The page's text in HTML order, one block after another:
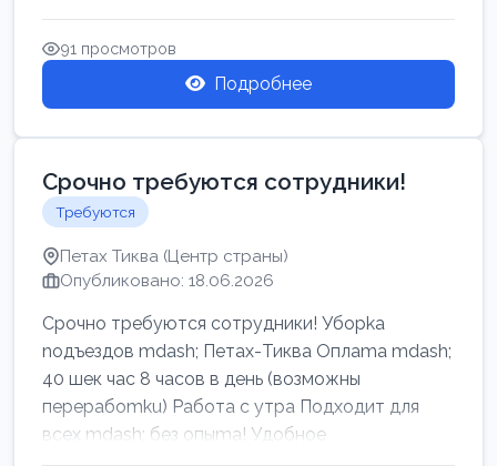
91 просмотров
Подробнее
Срочно требуются сотрудники!
Требуются
Петах Тиква (Центр страны)
Опубликовано: 18.06.2026
Срочно требуются сотрудники! Убоpkа
noдъездов mdash; Петах-Тиква Оплаma mdash;
40 шек час 8 часов в день (возможны
перерабоmku) Работа с утpa Подходит для
всех mdash; без опыma! Удобное